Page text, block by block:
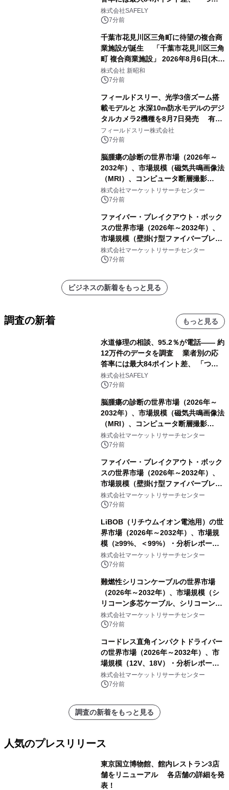
がりやすさ」も選定基準に
株式会社SAFELY
7分前
千葉市花見川区三角町に待望の複合商
業施設が誕生 「千葉市花見川区三角
町 複合商業施設」 2026年8月6日(木)
グランドオープン
株式会社 新昭和
7分前
フィールドスリー、光学3倍ズーム搭
載モデルと 水深10m防水モデルのデジ
タルカメラ2機種を8月7日発売 有効
約1300万画素、用途別に選べるコンデ
ジ新登場
フィールドスリー株式会社
7分前
脳腫瘍の診断の世界市場（2026年～
2032年）、市場規模（磁気共鳴画像法
（MRI）、コンピュータ断層撮影
（CT）スキャン、PETスキャン、その
他）・分析レポートを発表
株式会社マーケットリサーチセンター
7分前
ファイバー・ブレイクアウト・ボック
スの世界市場（2026年～2032年）、
市場規模（壁掛け型ファイバーブレー
クアウトボックス、ラックマウント型
ファイバーブレークアウトボックス、
株式会社マーケットリサーチセンター
7分前
ビジネスの新着をもっと見る
調査の新着 もっと見る
水道修理の相談、95.2％が電話―― 約
12万件のデータを調査 業者別の応
答率には最大84ポイント差、 「つな
がりやすさ」も選定基準に
株式会社SAFELY
7分前
脳腫瘍の診断の世界市場（2026年～
2032年）、市場規模（磁気共鳴画像法
（MRI）、コンピュータ断層撮影
（CT）スキャン、PETスキャン、その
他）・分析レポートを発表
株式会社マーケットリサーチセンター
7分前
ファイバー・ブレイクアウト・ボック
スの世界市場（2026年～2032年）、
市場規模（壁掛け型ファイバーブレー
クアウトボックス、ラックマウント型
ファイバーブレークアウトボックス、
株式会社マーケットリサーチセンター
7分前
LiBOB（リチウムイオン電池用）の世
界市場（2026年～2032年）、市場規
模（≥99%、＜99%）・分析レポート
を発表
株式会社マーケットリサーチセンター
7分前
難燃性シリコンケーブルの世界市場
（2026年～2032年）、市場規模（シ
リコーン多芯ケーブル、シリコーン単
芯ケーブル）・分析レポートを発表
株式会社マーケットリサーチセンター
7分前
コードレス直角インパクトドライバー
の世界市場（2026年～2032年）、市
場規模（12V、18V）・分析レポート
を発表
株式会社マーケットリサーチセンター
7分前
調査の新着をもっと見る
人気のプレスリリース
東京国立博物館、館内レストラン3店
舗をリニューアル 各店舗の詳細を発
表！